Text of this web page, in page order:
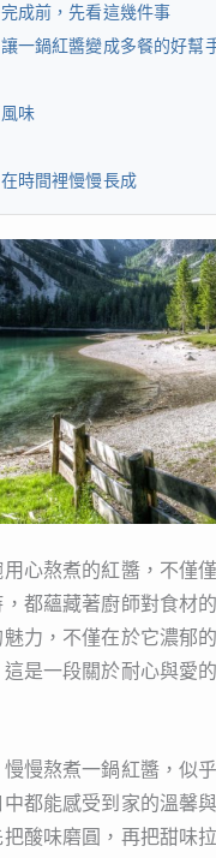
成前，先看這幾件事
一鍋紅醬變成多餐的好幫
味
時間裡慢慢長成
心熬煮的紅醬，不僅
都蘊藏著廚師對食材
力，不僅在於它濃郁
是一段關於耐心與愛
慢熬煮一鍋紅醬，似
都能感受到家的溫馨
酸味磨圓，再把甜味